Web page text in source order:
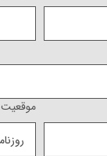
موقعیت